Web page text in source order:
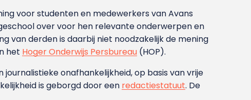
voor studenten en medewerkers van Avans
over voor hen relevante onderwerpen en
van derden is daarbij niet noodzakelijk de mening
het Hoger Onderwijs Persbureau (HOP).
onafhankelijkheid, op basis van vrije
is geborgd door een redactiestatuut. De